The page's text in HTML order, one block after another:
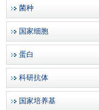
菌种
国家细胞
蛋白
科研抗体
国家培养基